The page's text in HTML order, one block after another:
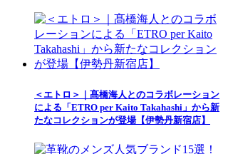
＜エトロ＞｜髙橋海人とのコラボレーション
による「ETRO per Kaito Takahashi」から新
たなコレクションが登場【伊勢丹新宿店】